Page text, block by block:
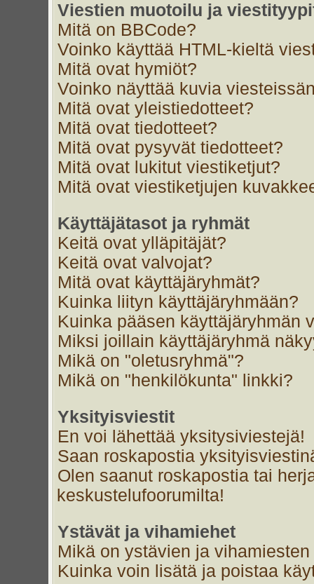
Viestien muotoilu ja
Mitä on BBCode?
Voinko käyttää HTML-kieltä
Mitä ovat hymiöt?
Voinko näyttää kuvia
Mitä ovat yleistiedotteet?
Mitä ovat tiedotteet?
Mitä ovat pysyvät tiedotteet?
Mitä ovat lukitut viestiketjut?
Mitä ovat viestiketjujen
Käyttäjätasot ja ryhmät
Keitä ovat ylläpitäjät?
Keitä ovat valvojat?
Mitä ovat käyttäjäryhmät?
Kuinka liityn käyttäjäryhmään?
Kuinka pääsen käyttäjäryhmän
Miksi joillain käyttäjäryhmä
Mikä on "oletusryhmä"?
Mikä on "henkilökunta" linkki?
Yksityisviestit
En voi lähettää yksitysiviestejä!
Saan roskapostia
Olen saanut roskapostia tai
keskustelufoorumilta!
Ystävät ja vihamiehet
Mikä on ystävien ja
Kuinka voin lisätä ja poistaa